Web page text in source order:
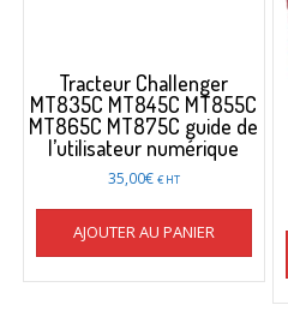
Tracteur Challenger
MT835C MT845C MT855C
MT865C MT875C guide de
l’utilisateur numérique
35,00€ € HT
AJOUTER AU PANIER